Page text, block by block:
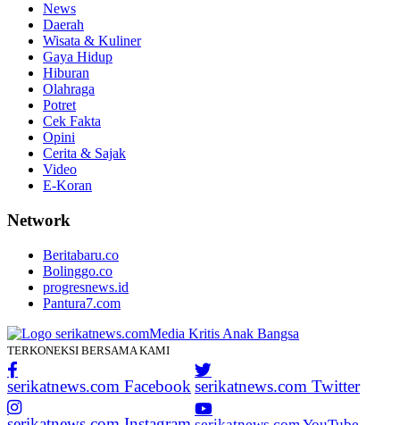
News
Daerah
Wisata & Kuliner
Gaya Hidup
Hiburan
Olahraga
Potret
Cek Fakta
Opini
Cerita & Sajak
Video
E-Koran
Network
Beritabaru.co
Bolinggo.co
progresnews.id
Pantura7.com
TERKONEKSI BERSAMA KAMI
serikatnews.com Facebook serikatnews.com Twitter